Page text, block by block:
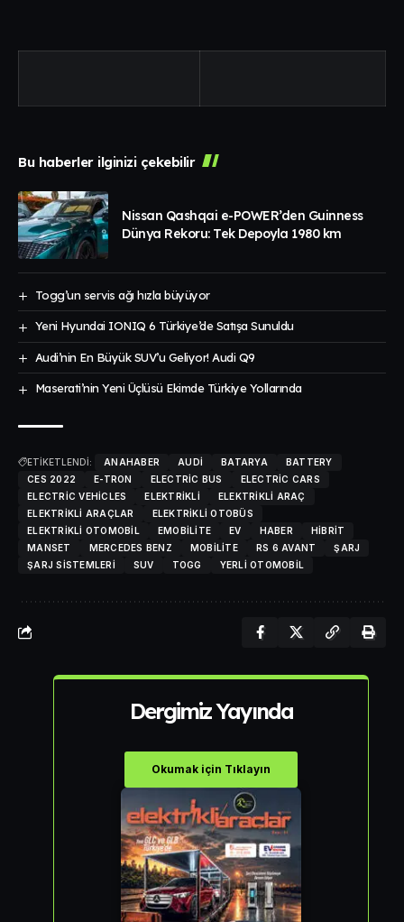
Bu haberler ilginizi çekebilir
Nissan Qashqai e-POWER’den Guinness
Dünya Rekoru: Tek Depoyla 1980 km
Togg’un servis ağı hızla büyüyor
Yeni Hyundai IONIQ 6 Türkiye’de Satışa Sunuldu
Audi’nin En Büyük SUV’u Geliyor! Audi Q9
Maserati’nin Yeni Üçlüsü Ekimde Türkiye Yollarında
ETİKETLENDİ: ANAHABER AUDI BATARYA
BATTERY
CES 2022
E-TRON ELECTRIC BUS
ELECTRIC CARS
ELECTRIC VEHICLES
ELEKTRIKLI
ELEKTRIKLI ARAÇ
ELEKTRIKLI ARAÇLAR
ELEKTRIKLI OTOBÜS
ELEKTRIKLI OTOMOBIL
EMOBILITE EV HABER
HIBRIT
MANSET
MERCEDES BENZ MOBILITE RS 6 AVANT
ŞARJ
ŞARJ SISTEMLERI
SUV TOGG YERLI OTOMOBIL
Dergimiz Yayında
Okumak için Tıklayın